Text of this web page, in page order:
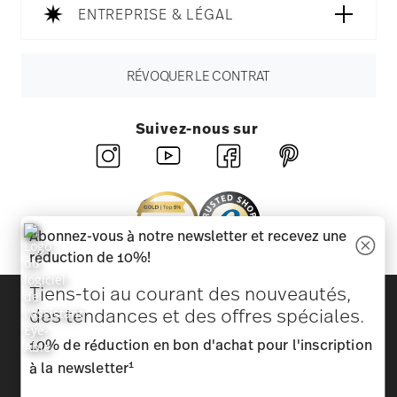
ENTREPRISE & LÉGAL
RÉVOQUER LE CONTRAT
Suivez-nous sur
Découvrez toutes nos marques
Beauté et fonctionnalité pour votre maison
Homepage CGV
Abonnez-vous à notre newsletter et recevez une
réduction de 10%!
Tiens-toi au courant des nouveautés,
des tendances et des offres spéciales.
10% de réduction en bon d'achat pour l'inscription
à la newsletter1